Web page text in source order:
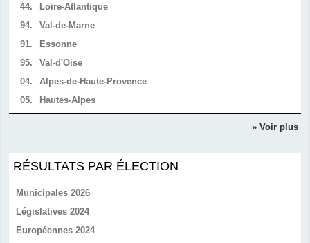
44.
Loire-Atlantique
94.
Val-de-Marne
91.
Essonne
95.
Val-d'Oise
04.
Alpes-de-Haute-Provence
05.
Hautes-Alpes
» Voir plus
RÉSULTATS PAR ÉLECTION
Municipales 2026
Législatives 2024
Européennes 2024